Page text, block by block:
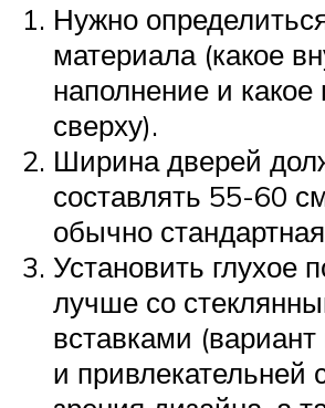
Нужно
материала (какое
наполнение и какое
сверху).
Ширина дверей
составлять 55-60
обычно
Установить глухое
лучше со
вставками
и привлекательней